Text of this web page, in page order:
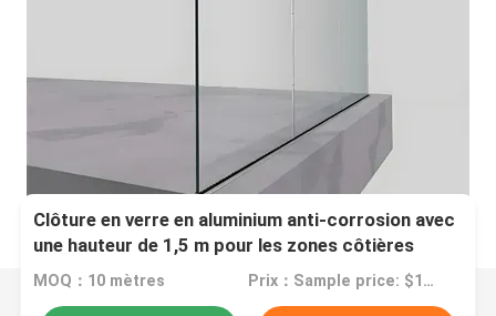
Clôture en verre en aluminium anti-corrosion avec
une hauteur de 1,5 m pour les zones côtières
MOQ：10 mètres Prix：Sample price: $100.00/meter